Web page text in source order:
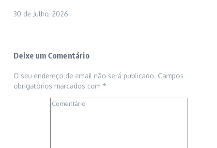
30 de Julho, 2026
Deixe um Comentário
O seu endereço de email não será publicado. Campos
obrigatórios marcados com *